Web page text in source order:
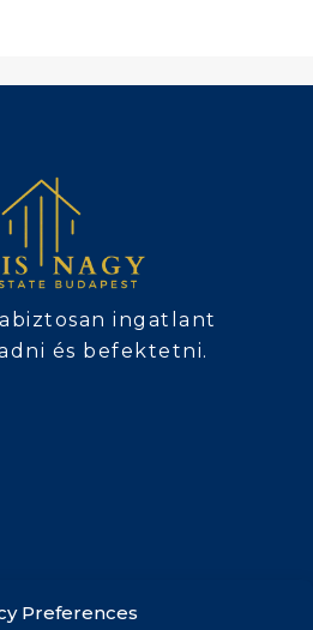
Preferences
ingatlant
és befektetni.